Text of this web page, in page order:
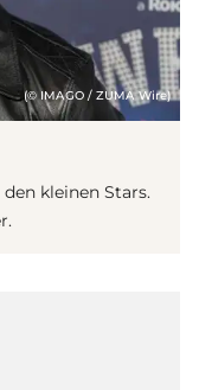
(© IMAGO / ZUMA Wire)
kleinen Stars.